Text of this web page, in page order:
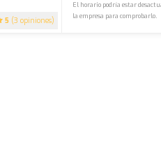
5 (3 opiniones)
El horario podría estar
la empresa para comprobarlo.